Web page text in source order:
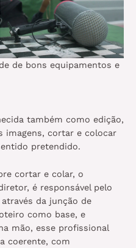
de bons equipamentos e
também como edição,
imagens, cortar e colocar
pretendido.
cortar e colar, o
é responsável pelo
da junção de
como base, e
mão, esse profissional
coerente, com